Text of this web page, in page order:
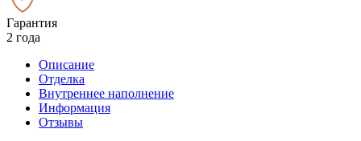
Гарантия
2 года
Описание
Отделка
Внутреннее наполнение
Информация
Отзывы